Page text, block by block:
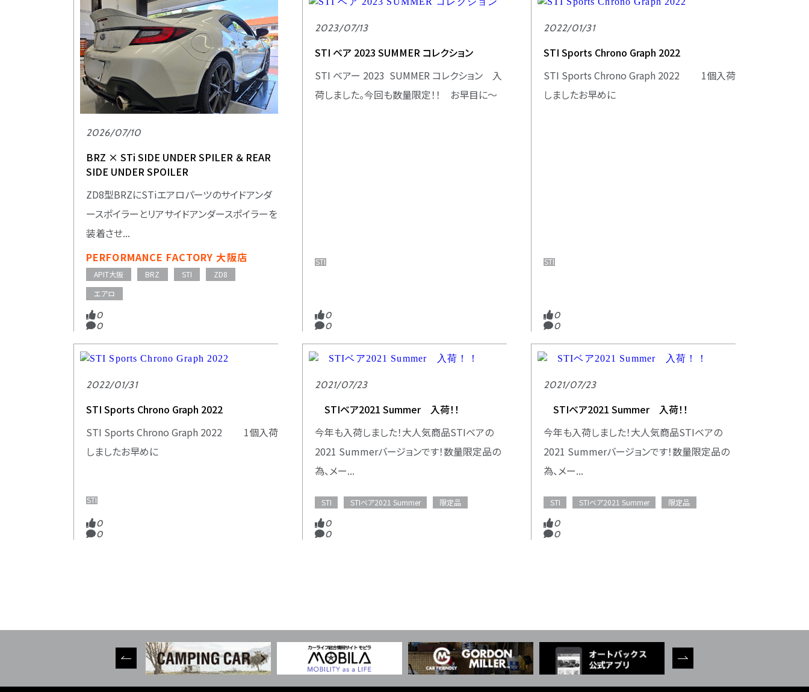
2026/07/10
BRZ × STi SIDE UNDER SPILER ＆ REAR
SIDE UNDER SPOILER
ZD8型BRZにSTiエアロパーツのサイドアンダ
ースポイラーとリアサイドアンダースポイラーを
装着させ...
PERFORMANCE FACTORY 大阪店
APIT大阪 BRZ STI
ZD8
エアロ
0
0
2023/07/13
STI ベア 2023 SUMMER コレクション
STI ベアー 2023 SUMMER コレクション 入
荷しました。今回も数量限定！！ お早目に～
STI
0
0
2022/01/31
STI Sports Chrono Graph 2022
STI Sports Chrono Graph 2022 1個入荷
しましたお早めに
STI
0
0
2022/01/31
STI Sports Chrono Graph 2022
STI Sports Chrono Graph 2022 1個入荷
しましたお早めに
STI
0
0
2021/07/23
STIベア2021 Summer 入荷！！
今年も入荷しました！大人気商品STIベアの
2021 Summerバージョンです！数量限定品の
為、メー...
STI STIベア2021 Summer 限定品
0
0
2021/07/23
STIベア2021 Summer 入荷！！
今年も入荷しました！大人気商品STIベアの
2021 Summerバージョンです！数量限定品の
為、メー...
STI STIベア2021 Summer 限定品
0
0